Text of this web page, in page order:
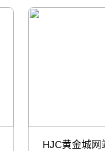
HJC黄金城